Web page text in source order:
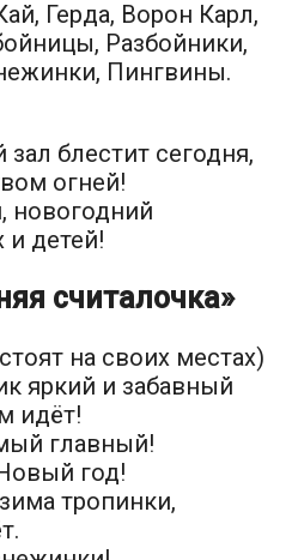
Герда, Ворон Карл,
Разбойники,
Пингвины.
блестит сегодня,
огней!
новогодний
и детей!
считалочка»
на своих местах)
яркий и забавный
идёт!
главный!
год!
тропинки,